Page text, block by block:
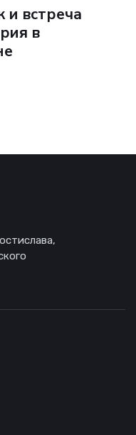
и встреча
в